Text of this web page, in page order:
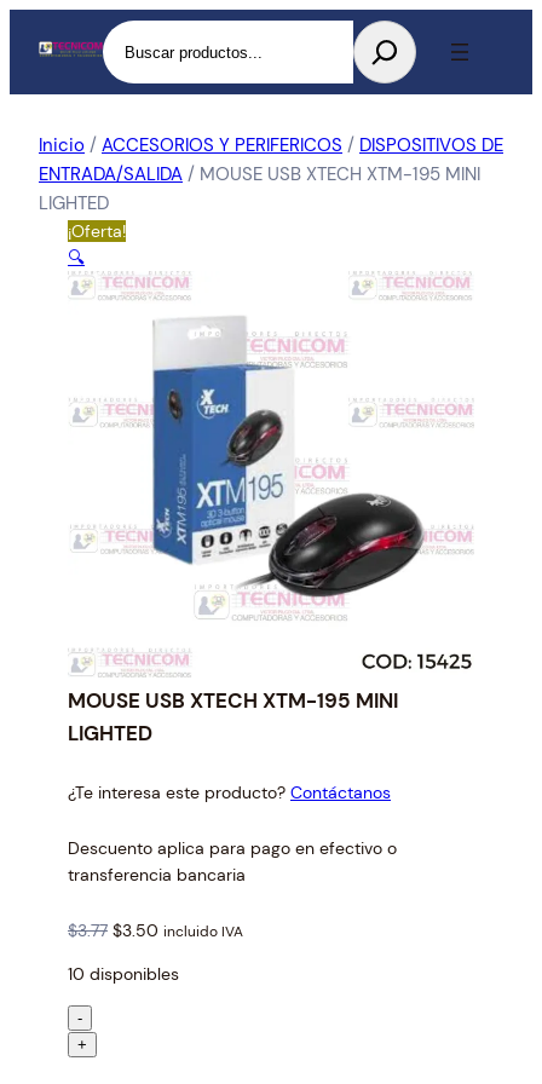
Buscar
Inicio / ACCESORIOS Y PERIFERICOS / DISPOSITIVOS DE
ENTRADA/SALIDA / MOUSE USB XTECH XTM-195 MINI
LIGHTED
¡Oferta!
🔍
MOUSE USB XTECH XTM-195 MINI
LIGHTED
¿Te interesa este producto? Contáctanos
Descuento aplica para pago en efectivo o
transferencia bancaria
$3.77 O
i
$3.50 C
r
incluido IVA
10 disponibles
M
O
-
+